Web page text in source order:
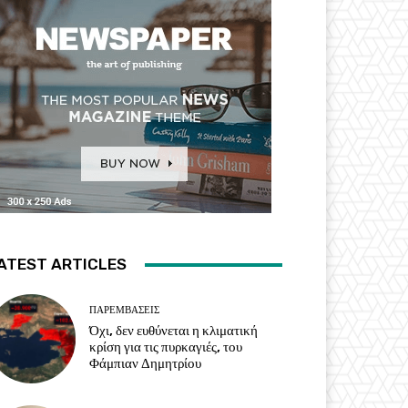
ARTICLES
ΠΑΡΕΜΒΑΣΕΙΣ
Όχι, δεν ευθύνεται η κλιματική
κρίση για τις πυρκαγιές, του
Φάμπιαν Δημητρίου